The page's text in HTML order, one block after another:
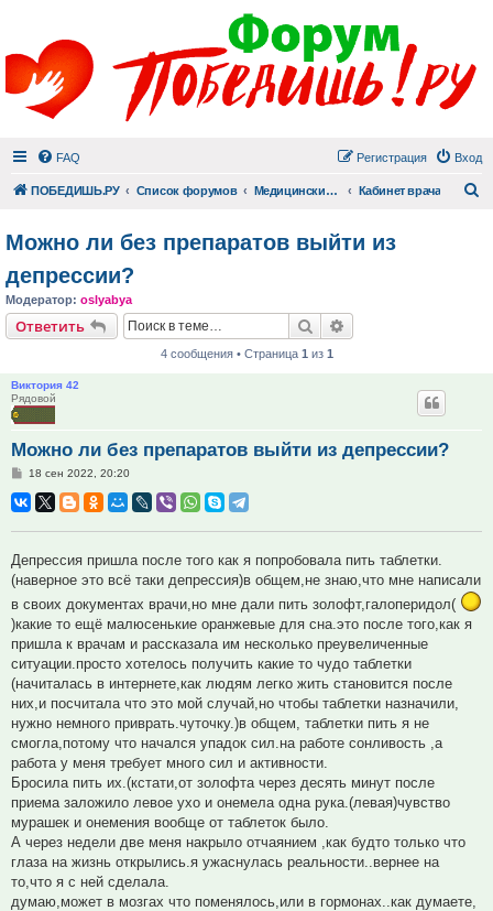
FAQ Вход
Регистрация
ПОБЕДИШЬ.РУ Список форумов Медицинский раздел Кабинет врача
Можно ли без препаратов выйти из
депрессии?
Модератор: oslyabya
Ответить Поиск
4 сообщения • Страница 1 из 1
Виктория 42
Рядовой
Можно ли без препаратов выйти из депрессии?
Сообщение
18 сен 2022, 20:20
Депрессия пришла после того как я попробовала пить таблетки.
(наверное это всё таки депрессия)в общем,не знаю,что мне написали
в своих документах врачи,но мне дали пить золофт,галоперидол(
)какие то ещё малюсенькие оранжевые для сна.это после того,как я
пришла к врачам и рассказала им несколько преувеличенные
ситуации.просто хотелось получить какие то чудо таблетки
(начиталась в интернете,как людям легко жить становится после
них,и посчитала что это мой случай,но чтобы таблетки назначили,
нужно немного приврать.чуточку.)в общем, таблетки пить я не
смогла,потому что начался упадок сил.на работе сонливость ,а
работа у меня требует много сил и активности.
Бросила пить их.(кстати,от золофта через десять минут после
приема заложило левое ухо и онемела одна рука.(левая)чувство
мурашек и онемения вообще от таблеток было.
А через недели две меня накрыло отчаянием ,как будто только что
глаза на жизнь открылись.я ужаснулась реальности..вернее на
то,что я с ней сделала.
думаю,может в мозгах что поменялось,или в гормонах..как думаете,